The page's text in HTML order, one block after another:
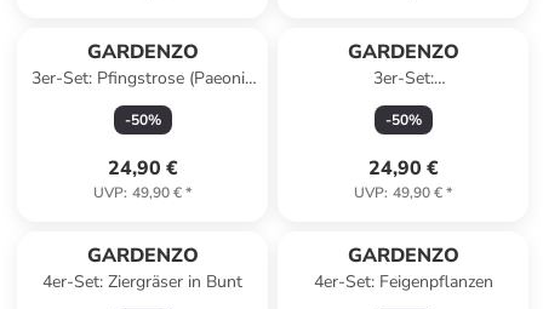
GARDENZO
3er-Set: Pfingstrose (Paeonia
lactiflora) in Mischung
-50%
24,90 €
UVP: 49,90 €*
GARDENZO
3er-Set:
Schmetterlingspflanzen
Davidii in Schwarz/Violett
-50%
24,90 €
UVP: 49,90 €*
GARDENZO
4er-Set: Ziergräser in Bunt
GARDENZO
4er-Set: Feigenpflanzen